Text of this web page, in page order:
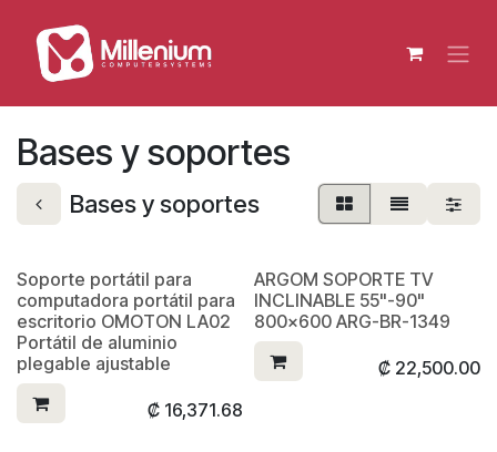
Bases y soportes
Bases y soportes
Soporte portátil para
computadora portátil para
escritorio OMOTON LA02
Portátil de aluminio
plegable ajustable
₡ 16,371.68
ARGOM SOPORTE TV
INCLINABLE 55"-90"
800x600 ARG-BR-1349
₡ 22,500.00